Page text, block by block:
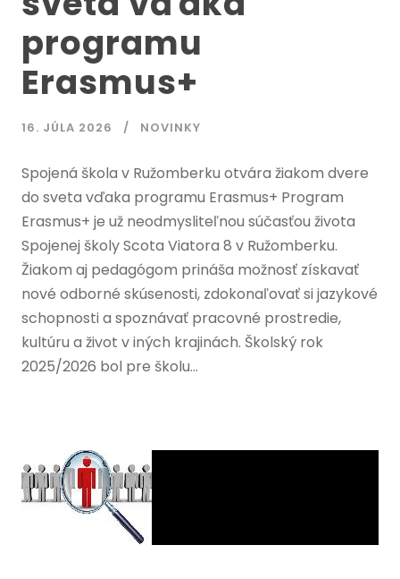
programu
Erasmus+
16. JÚLA 2026 NOVINKY
Spojená škola v Ružomberku otvára žiakom dvere
do sveta vďaka programu Erasmus+ Program
Erasmus+ je už neodmysliteľnou súčasťou života
Spojenej školy Scota Viatora 8 v Ružomberku.
Žiakom aj pedagógom prináša možnosť získavať
nové odborné skúsenosti, zdokonaľovať si jazykové
schopnosti a spoznávať pracovné prostredie,
kultúru a život v iných krajinách. Školský rok
2025/2026 bol pre školu...